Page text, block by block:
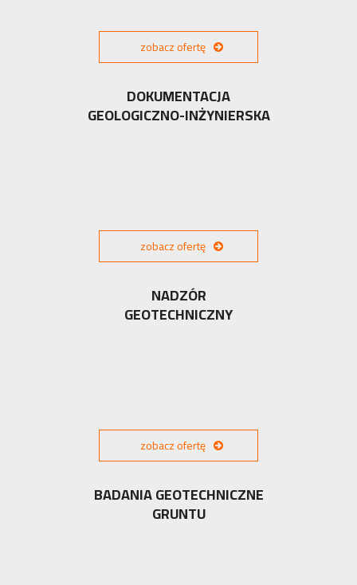
zobacz ofertę
DOKUMENTACJA
GEOLOGICZNO-INŻYNIERSKA
zobacz ofertę
NADZÓR
GEOTECHNICZNY
zobacz ofertę
BADANIA GEOTECHNICZNE
GRUNTU